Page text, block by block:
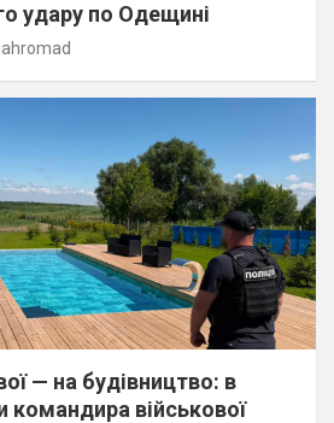
удару по Одещині
— на будівництво: в
командира військової